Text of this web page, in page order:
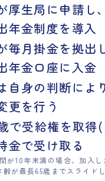
厚生局に申請し
年金制度を導入
毎月掛金を拠出
年金口座に入金
自身の判断によ
更を行う
で受給権を取
金で受け取る
が10年未満の場合、加入し
齢が最長65歳までスライドし